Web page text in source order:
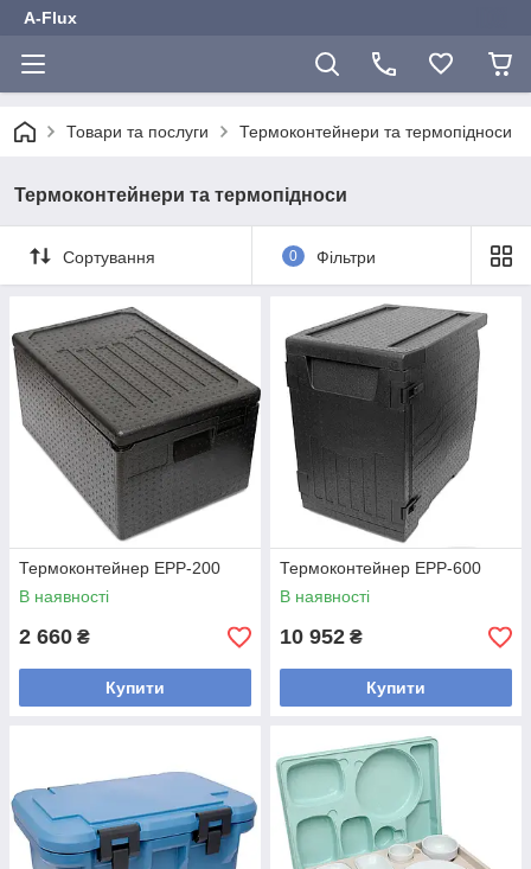
A-Flux
Товари та послуги Термоконтейнери та термопідноси
Термоконтейнери та термопідноси
Сортування 0 Фільтри
Термоконтейнер EPP-200
В наявності
2 660 ₴
Купити
Термоконтейнер EPP-600
В наявності
10 952 ₴
Купити